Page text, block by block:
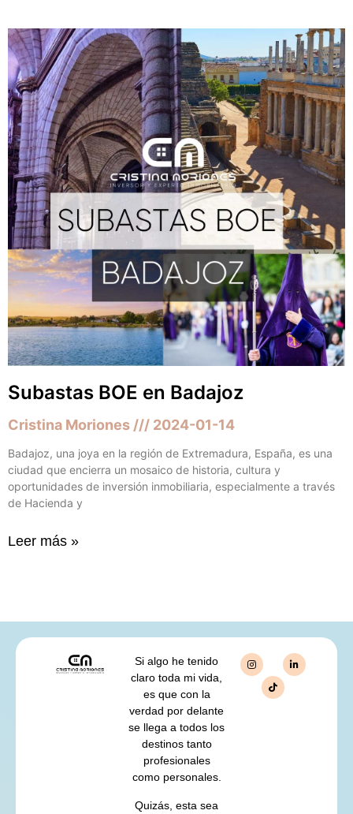
Subastas BOE en Badajoz
Cristina Moriones 2024-01-14
Badajoz, una joya en la región de Extremadura, España, es una
ciudad que encierra un mosaico de historia, cultura y
oportunidades de inversión inmobiliaria, especialmente a través
de Hacienda y
Leer más »
Si algo he tenido
claro toda mi vida,
es que con la
verdad por delante
se llega a todos los
destinos tanto
profesionales
como personales.
Quizás, esta sea